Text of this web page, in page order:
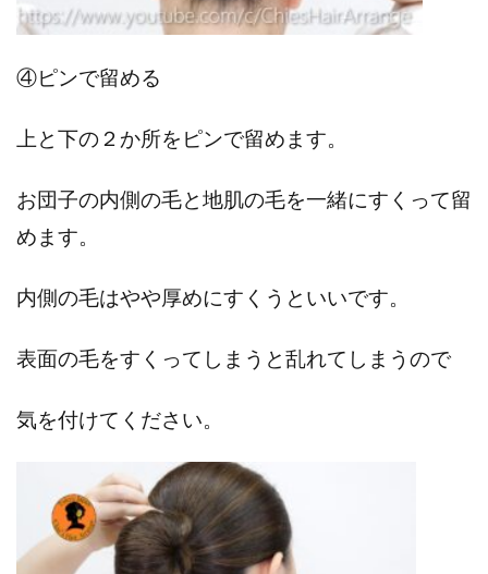
④ピンで留める
上と下の２か所をピンで留めます。
お団子の内側の毛と地肌の毛を一緒にすくって留
めます。
内側の毛はやや厚めにすくうといいです。
表面の毛をすくってしまうと乱れてしまうので
気を付けてください。